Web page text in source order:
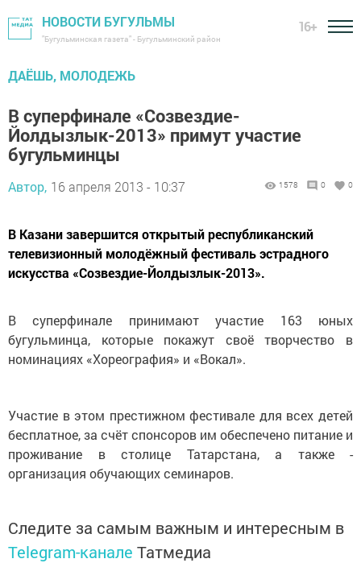
НОВОСТИ БУГУЛЬМЫ
"Бугульминская газета" - Бугульминский район
16+
ДАЁШЬ, МОЛОДЕЖЬ
В суперфинале «Созвездие-
Йолдызлык-2013» примут участие
бугульминцы
Автор, 16 апреля 2013 - 10:37 1578 0 0
В Казани завершится открытый республиканский
телевизионный молодёжный фестиваль эстрадного
искусства «Созвездие-Йолдызлык-2013».
В суперфинале принимают участие 163 юных
бугульминца, которые покажут своё творчество в
номинациях «Хореография» и «Вокал».
Участие в этом престижном фестивале для всех детей
бесплатное, за счёт спонсоров им обеспечено питание и
проживание в столице Татарстана, а также -
организация обучающих семинаров.
Следите за самым важным и интересным в
Telegram-канале Татмедиа